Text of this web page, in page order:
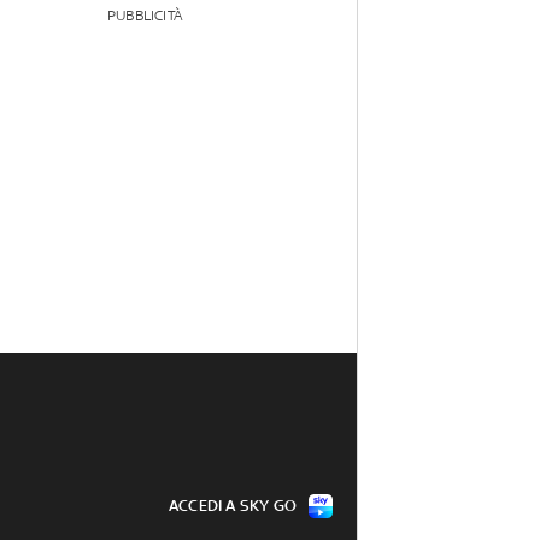
PUBBLICITÀ
ACCEDI A SKY GO